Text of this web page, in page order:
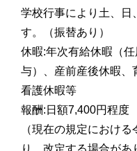
学校行事により土、日
す。（振替あり）
休暇:年次有給休暇（
与）、産前産後休暇、
看護休暇等
報酬:日額7,400円程度
（現在の規定におけ
り、改定する場合があ